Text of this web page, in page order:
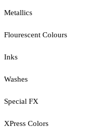
Metallics
Flourescent Colours
Inks
Washes
Special FX
XPress Colors